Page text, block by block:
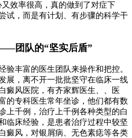
效率很高，真的做到了对症下
试，而是有计划、有步骤的科学干
团队的“坚实后盾”
验丰富的医生团队来操作和把控。
展，离不开一批批坚守在临床一线
癜风医院，有齐家辉医生、、医
的专科医生常年坐诊，他们都有数
上千例，治疗上千例各种类型的白
临床经验，是患者治疗过程中较坚
癜风，对银屑病、无色素痣等各类